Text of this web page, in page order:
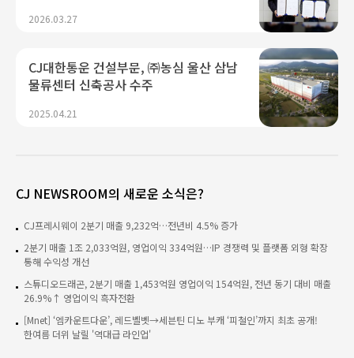
2026.03.27
CJ대한통운 건설부문, ㈜농심 울산 삼남
물류센터 신축공사 수주
2025.04.21
CJ NEWSROOM의 새로운 소식은?
CJ프레시웨이 2분기 매출 9,232억…전년비 4.5% 증가
2분기 매출 1조 2,033억원, 영업이익 334억원…IP 경쟁력 및 플랫폼 외형 확장
통해 수익성 개선
스튜디오드래곤, 2분기 매출 1,453억원 영업이익 154억원, 전년 동기 대비 매출
26.9%↑ 영업이익 흑자전환
[Mnet] ‘엠카운트다운’, 레드벨벳→세븐틴 디노 부캐 ‘피철인’까지 최초 공개!
한여름 더위 날릴 '역대급 라인업'